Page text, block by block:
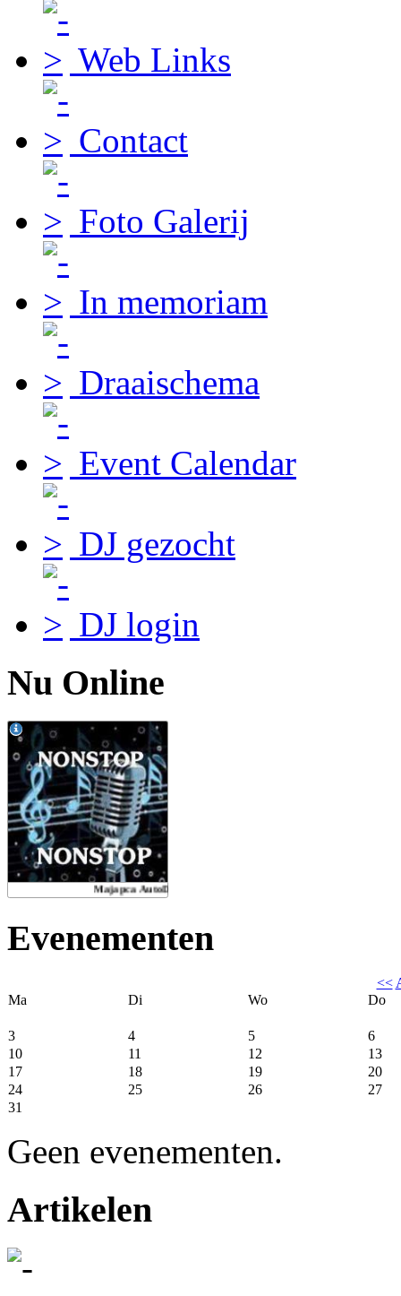
Web Links
Contact
Foto Galerij
In memoriam
Draaischema
Event Calendar
DJ gezocht
DJ login
Nu Online
Evenementen
<<
Ma
Di Wo Do
3 4 5
6
10
11 12
13
17
18 19
20
24
25 26
27
31
Geen evenementen.
Artikelen